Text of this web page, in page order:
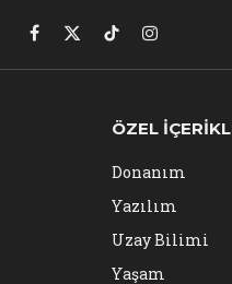
Facebook
X
(Twitter)
TikTokInstagram
ÖZEL
Donanım
Yazılım
Uzay Bilimi
Yaşam